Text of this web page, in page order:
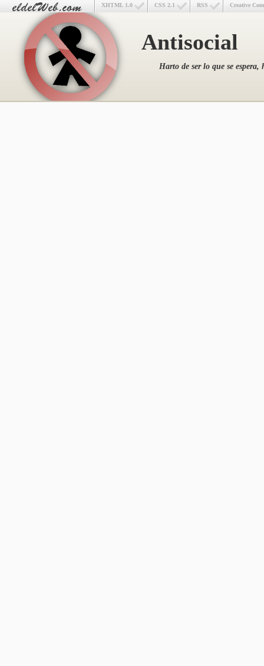
Creative
RSS
CSS 2.1
XHTML 1.0
Antisocial
Harto de ser lo que se